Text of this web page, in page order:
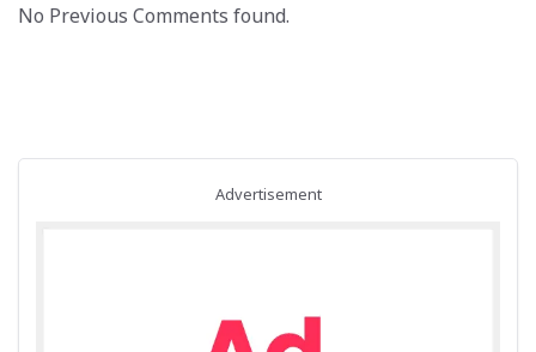
No Previous Comments found.
Advertisement